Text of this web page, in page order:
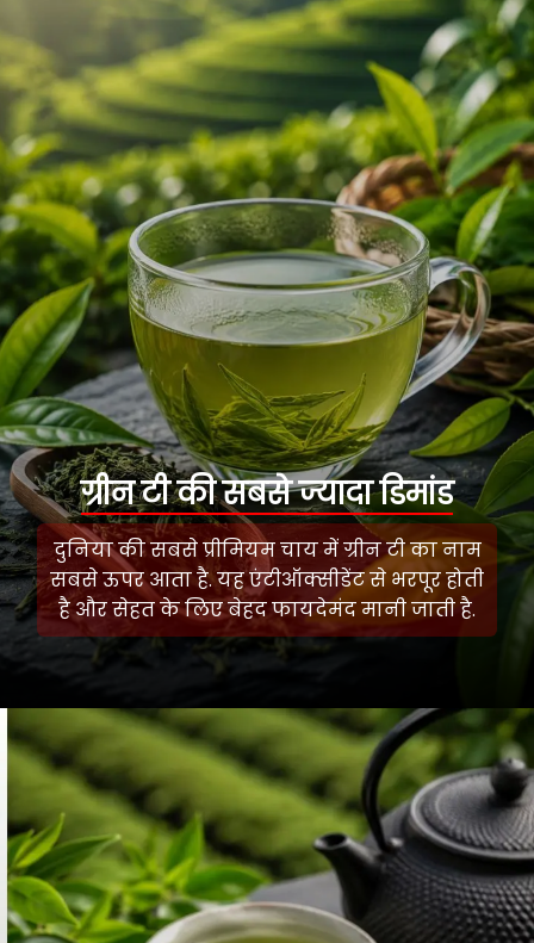
ग्रीन टी की सबसे ज्यादा डिमांड
दुनिया की सबसे प्रीमियम चाय में ग्रीन टी का नाम
सबसे ऊपर आता है. यह एंटीऑक्सीडेंट से भरपूर होती
है और सेहत के लिए बेहद फायदेमंद मानी जाती है.